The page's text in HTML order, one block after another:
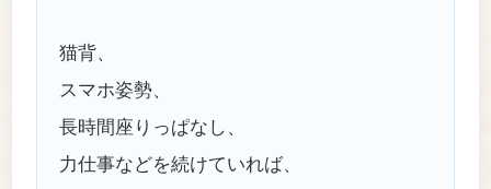
猫背、
スマホ姿勢、
長時間座りっぱなし、
力仕事などを続けていれば、